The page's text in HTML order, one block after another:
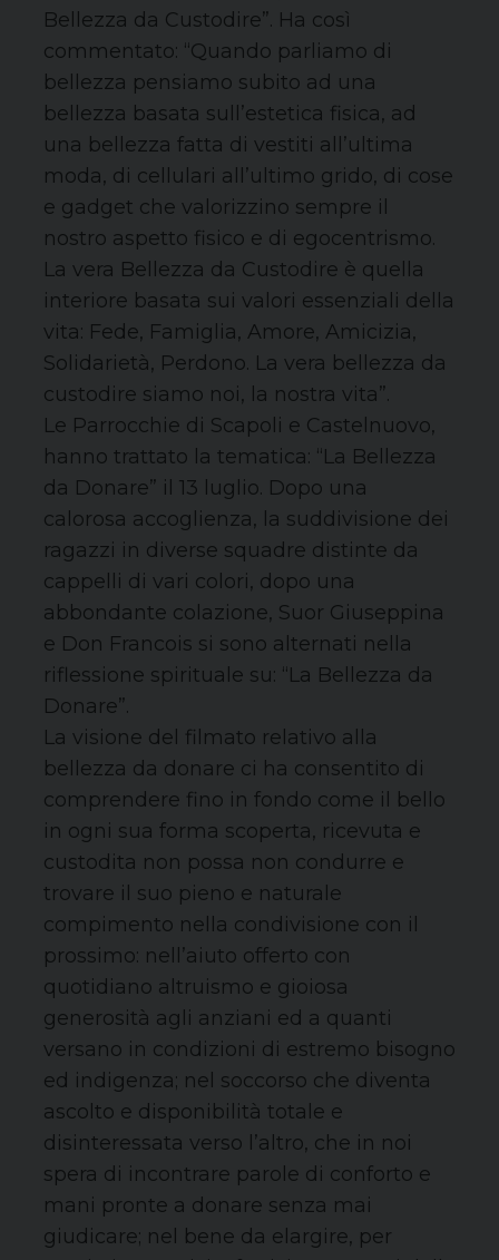
Bellezza da Custodire”. Ha così
commentato: “Quando parliamo di
bellezza pensiamo subito ad una
bellezza basata sull’estetica fisica, ad
una bellezza fatta di vestiti all’ultima
moda, di cellulari all’ultimo grido, di cose
e gadget che valorizzino sempre il
nostro aspetto fisico e di egocentrismo.
La vera Bellezza da Custodire è quella
interiore basata sui valori essenziali della
vita: Fede, Famiglia, Amore, Amicizia,
Solidarietà, Perdono. La vera bellezza da
custodire siamo noi, la nostra vita”.
Le Parrocchie di Scapoli e Castelnuovo,
hanno trattato la tematica: “La Bellezza
da Donare” il 13 luglio. Dopo una
calorosa accoglienza, la suddivisione dei
ragazzi in diverse squadre distinte da
cappelli di vari colori, dopo una
abbondante colazione, Suor Giuseppina
e Don Francois si sono alternati nella
riflessione spirituale su: “La Bellezza da
Donare”.
La visione del filmato relativo alla
bellezza da donare ci ha consentito di
comprendere fino in fondo come il bello
in ogni sua forma scoperta, ricevuta e
custodita non possa non condurre e
trovare il suo pieno e naturale
compimento nella condivisione con il
prossimo: nell’aiuto offerto con
quotidiano altruismo e gioiosa
generosità agli anziani ed a quanti
versano in condizioni di estremo bisogno
ed indigenza; nel soccorso che diventa
ascolto e disponibilità totale e
disinteressata verso l’altro, che in noi
spera di incontrare parole di conforto e
mani pronte a donare senza mai
giudicare; nel bene da elargire, per